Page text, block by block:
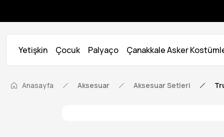
Yetişkin Çocuk Palyaço Çanakkale Asker
Anasayfa Aksesuar Aksesuar Setleri